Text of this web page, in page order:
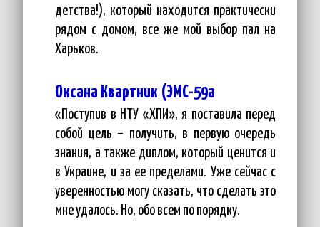
детства!), который находится практически
рядом с домом, все же мой выбор пал на
Харьков.
Оксана Квартник (ЭМС-59а
«Поступив в НТУ «ХПИ», я поставила перед
собой цель – получить, в первую очередь
знания, а также диплом, который ценится и
в Украине, и за ее пределами. Уже сейчас с
уверенностью могу сказать, что сделать это
мне удалось. Но, обо всем по порядку.